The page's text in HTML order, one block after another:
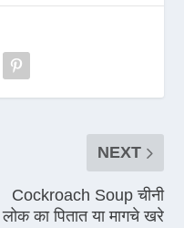
NEXT
Cockroach Soup चीनी
लोक का पितात या मागचे खरे